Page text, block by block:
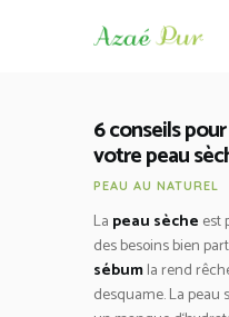
ACCUEIL
CHEVEUX
PEAU AU
RECETTES
6 conseils
votre peau
PEAU AU NATUREL
La peau sèche est
des besoins bien
sébumla rend
desquame.La peau s